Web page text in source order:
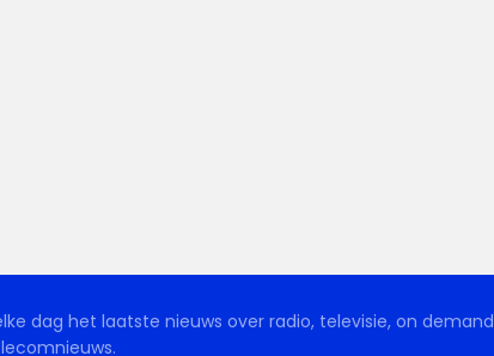
dag het laatste nieuws over radio, televisie, on demand